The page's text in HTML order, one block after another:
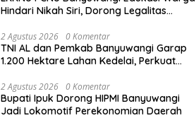
Hindari Nikah Siri, Dorong Legalitas
2 Agustus 2026 0 Komentar
TNI AL dan Pemkab Banyuwangi Garap
1.200 Hektare Lahan Kedelai, Perkuat
2 Agustus 2026 0 Komentar
Bupati Ipuk Dorong HIPMI Banyuwangi
Jadi Lokomotif Perekonomian Daerah